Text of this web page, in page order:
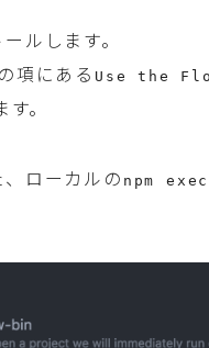
ルします。
の項にある Use the
。
ローカルの npm